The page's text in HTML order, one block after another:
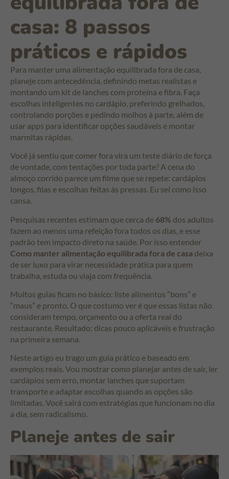
casa: 8 passos
práticos e rápidos
Para manter uma alimentação equilibrada fora de casa,
planeje com antecedência, definindo metas realistas e
montando um kit de lanches com proteína e fibra. Faça
escolhas inteligentes no cardápio, preferindo grelhados,
controlando porções e pedindo molhos à parte, além de
usar apps para identificar opções saudáveis e montar
marmitas rápidas.
Você já sentiu que comer fora vira um teste diário de força
de vontade, com tentações por toda parte? A cena do
almoço corrido parece um filme que se repete: cardápios
longos, filas e escolhas feitas às pressas. Eu sei como isso
cansa.
Pesquisas recentes estimam que cerca de 68% dos adultos
fazem ao menos uma refeição fora todos os dias, e esse
padrão tem impacto direto na saúde. Por isso entender
Como manter alimentação equilibrada fora de casa deixa
de ser luxo para virar necessidade prática para quem
trabalha, estuda ou viaja com frequência.
Muitos guias ficam no básico: liste alimentos “bons” e
“maus” e pronto. O que costumo ver é que essas listas não
consideram tempo, orçamento ou a oferta real do
restaurante. Resultado: dicas pouco aplicáveis e frustração
na primeira semana.
Neste artigo eu trago um guia prático e baseado em
exemplos reais. Vou mostrar como planejar antes de sair, ler
cardápios sem erro, montar lanches que suportam
transporte e adaptar escolhas quando as opções são
limitadas. Você sairá com estratégias que funcionam no dia
a dia, sem radicalismo.
Planeje antes de sair